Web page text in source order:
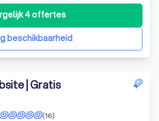
beschikbaarheid
4 offertes
| Gratis
(16)